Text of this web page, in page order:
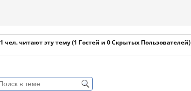
1 чел. читают эту тему (1 Гостей и 0 Скрытых Пользователей)